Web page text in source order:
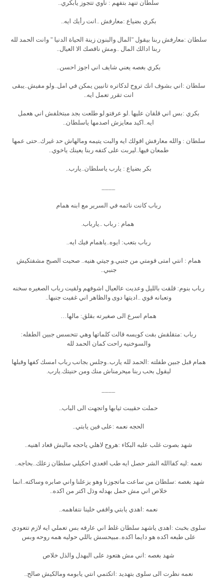
سلطان تنهد بتفهم : ناوي تتجوز يابكري..
بكري بضياع :معارفش ..انت رأيك ايه..
سلطان :معارفش ربنا بيقول "المال والبنون زينة الحياة الدنيا " وانت الحمد لله
ربنا ادالك المال ..ومش ناقصك الا العيال..
بكري بغصه يعني شايف اني اجوز احسن..
سلطان :اني بشوف انك تروح لدكاتره تانيين يمكن في امل..ولو مفيش..يبقى
انت تقرر تعمل ايه..
بكري :بس اني قلقان عليها .لو عرفتو.لو طلعت بجد مبتخلفش اني هعمل
ايه..اكيد معايزش اصدمها ياسلطان..
سلطان : والله معارفش اقولك ايه والبت يتيمه ومالهاش حد غيرك..حتى عمها
طمعان فيها..ليربت على كتفه ربنا يعينك ياخوي..
بكر بضياع : يارب ياسلطان..يارب..
رباب كانت نائمه في السرير مع ابنه همام
همام : رباب ..يارباب.
رباب بتعب: ايوه..ياهمام فيك ايه..
همام : انتي امتى قومتي من جنبي.و جيتي هنيه.. صحيت الصبح مشفتكيش
جنبي..
رباب بنوم: قلقت بالليل وعديت عالعيال اشوفهم ولقيت رباب الصغيره سخنه
وتعبانه قوي ..اديتها دوى والظاهر اني غفيت جنبها..
همام اسرع الى صغيرته بقلق: مالها…
رباب :متقلقش بقت كويسه قالت كلماتها وهي تتحسس جبين الطفله:
والسوخنيه راحت كمان الحمد لله
همام قبل جبين طفلته :الحمد لله يارب..وجلس بجانب رباب امسك كفها وقبلها
ليقول بحب ربنا ميحرمناش منك ومن حنيتك.يارب.
حملت حقيبت ثيابها واتجهت الى الباب..
الحجه نعمه :على فين يابتي..
شهد بصوت غلب عليه البكاء :هروح لاهلي ياحجه ماليش قعاد اهنيه..
نعمه :ليه كفاالله الشر حصل ايه طب اقعدي احكيلي سلطان زعلك..بحاجه..
شهد بغصه :سلطان من ساعت ماتجوزنا وهو يزعلنا واني صابره وساكته..انما
خلاص اني مش حمل بهدله وذل اكتر من اكده..
نعمه :اهدي يابتي واقفي خلينا نتفاهمه..
سلوى بخبث :اهدى ياشهد سلطان غلط اني عارفه بس تعملي ايه لازم تتعودي
على طبعه اكده هو دايما اكده..مبيحسش باللي حوليه همه روحه وبس
شهد بغصه :اني مش هتعود على البهدل والذل خلاص
نعمه نظرت الى سلوى بتهديد :اتكتمي انتي يابومه ومالكيش صالح..